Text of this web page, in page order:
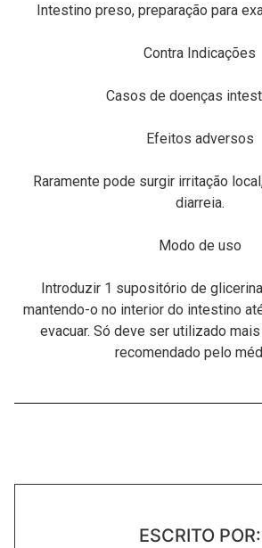
Intestino preso, preparação para
Contra Indicações
Casos de doenças
Efeitos adversos
Raramente pode surgir irritação
diarreia.
Modo de uso
Introduzir 1 supositório de
mantendo-o no interior do intestino
evacuar. Só deve ser utilizado
recomendado pelo
ESCRITO POR: